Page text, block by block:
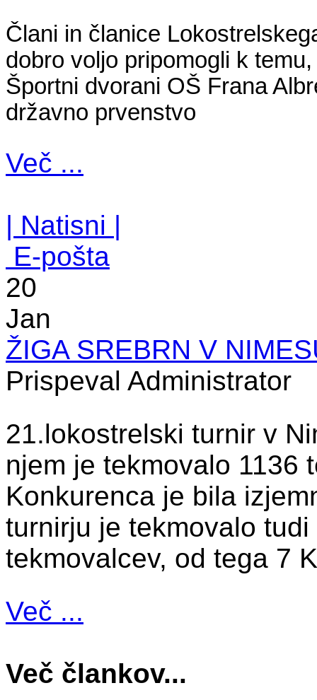
Člani in članice
dobro voljo pripomogli k
Športni dvorani OŠ Frana
državno prvenstvo
Več ...
| Natisni |
E-pošta
20
Jan
ŽIGA SREBRN V
Prispeval Administrator
21.lokostrelski turnir v
njem je tekmovalo 1136
Konkurenca je bila
turnirju je tekmovalo
tekmovalcev, od tega 7
Več ...
Več člankov...